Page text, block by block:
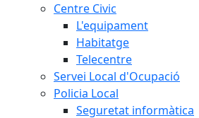
Centre Civic
L'equipament
Habitatge
Telecentre
Servei Local d'Ocupació
Policia Local
Seguretat informàtica